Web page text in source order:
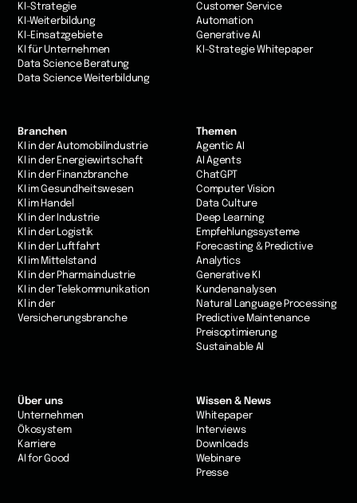
KI-Strategie
KI-Weiterbildung
KI-Einsatzgebiete
KI für Unternehmen
Data Science Beratung
Data Science Weiterbildung
Branchen
KI in der Automobilindustrie
KI in der Energiewirtschaft
KI in der Finanzbranche
KI im Gesundheitswesen
Kl im Handel
KI in der Industrie
Kl in der Logistik
KI in der Luftfahrt
Kl im Mittelstand
KI in der Pharmaindustrie
KI in der Telekommunikation
Kl in der
Versicherungsbranche
Themen
Agentic AI
AI Agents
ChatGPT
Computer Vision
Data Culture
Deep Learning
Empfehlungssysteme
Forecasting & Predictive
Analytics
Generative KI
Kundenanalysen
Natural Language Processing
Predictive Maintenance
Preisoptimierung
Sustainable AI
Customer Service
Automation
Generative AI
KI-Strategie Whitepaper
Über uns
Unternehmen
Ökosystem
Karriere
AI for Good
Wissen & News
Whitepaper
Interviews
Downloads
Webinare
Presse